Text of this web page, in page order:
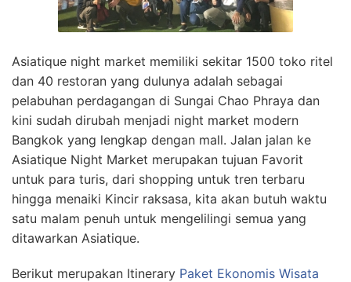
Asiatique night market memiliki sekitar 1500 toko ritel
dan 40 restoran yang dulunya adalah sebagai
pelabuhan perdagangan di Sungai Chao Phraya dan
kini sudah dirubah menjadi night market modern
Bangkok yang lengkap dengan mall. Jalan jalan ke
Asiatique Night Market merupakan tujuan Favorit
untuk para turis, dari shopping untuk tren terbaru
hingga menaiki Kincir raksasa, kita akan butuh waktu
satu malam penuh untuk mengelilingi semua yang
ditawarkan Asiatique.
Berikut merupakan Itinerary Paket Ekonomis Wisata